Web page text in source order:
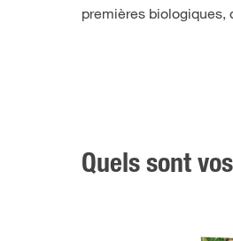
premières
Quels sont